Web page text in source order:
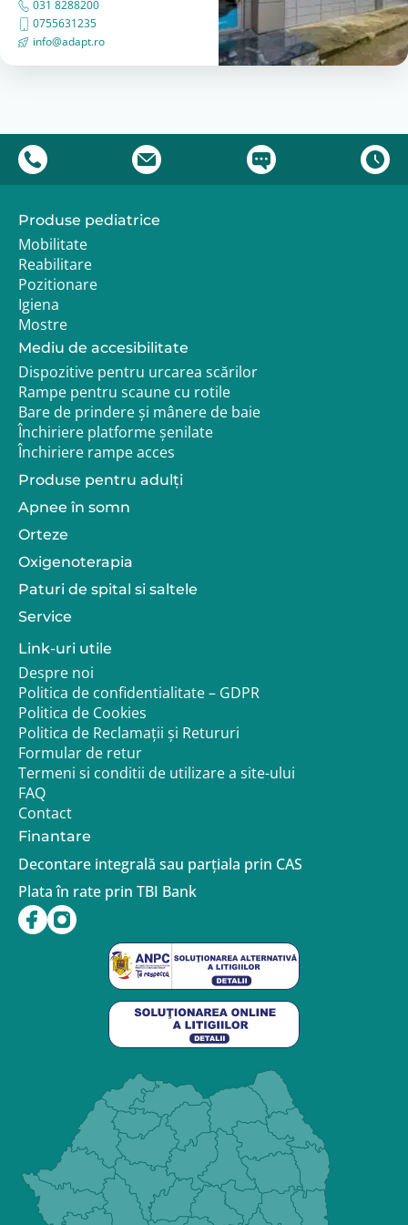
031 8288200
0755631235
info@adapt.ro
Produse pediatrice
Mobilitate
Reabilitare
Pozitionare
Igiena
Mostre
Mediu de accesibilitate
Dispozitive pentru urcarea scărilor
Rampe pentru scaune cu rotile
Bare de prindere și mânere de baie
Închiriere platforme șenilate
Închiriere rampe acces
Produse pentru adulţi
Apnee în somn
Orteze
Oxigenoterapia
Paturi de spital si saltele
Service
Link-uri utile
Despre noi
Politica de confidentialitate – GDPR
Politica de Cookies
Politica de Reclamații și Retururi
Formular de retur
Termeni si conditii de utilizare a site-ului
FAQ
Contact
Finantare
Decontare integrală sau parțiala prin CAS
Plata în rate prin TBI Bank